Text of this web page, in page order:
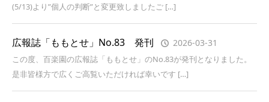
(5/13)より”個人の判断”と変更致しましたご […]
広報誌「ももとせ」No.83 発刊 2026-03-31
この度、百楽園の広報誌「ももとせ」のNo.83が発刊となりました。
是非皆様方で広くご高覧いただければ幸いです […]